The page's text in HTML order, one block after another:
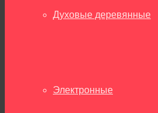
Духовые деревянные
Электронные